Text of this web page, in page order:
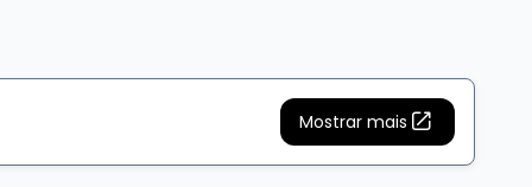
Mostrar mais